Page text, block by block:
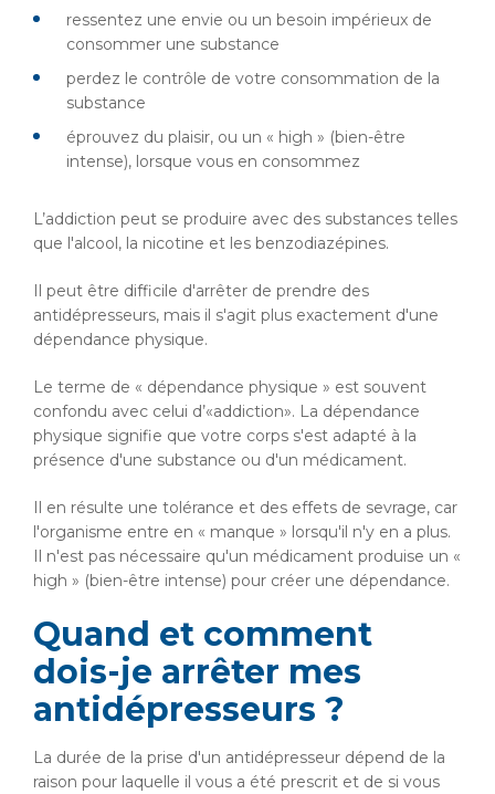
ressentez une envie ou un besoin impérieux de
consommer une substance
perdez le contrôle de votre consommation de la
substance
éprouvez du plaisir, ou un « high » (bien-être
intense), lorsque vous en consommez
L’addiction peut se produire avec des substances telles
que l'alcool, la nicotine et les benzodiazépines.
Il peut être difficile d'arrêter de prendre des
antidépresseurs, mais il s'agit plus exactement d'une
dépendance physique.
Le terme de « dépendance physique » est souvent
confondu avec celui d’«addiction». La dépendance
physique signifie que votre corps s'est adapté à la
présence d'une substance ou d'un médicament.
Il en résulte une tolérance et des effets de sevrage, car
l'organisme entre en « manque » lorsqu'il n'y en a plus.
Il n'est pas nécessaire qu'un médicament produise un «
high » (bien-être intense) pour créer une dépendance.
Quand et comment
dois-je arrêter mes
antidépresseurs ?
La durée de la prise d'un antidépresseur dépend de la
raison pour laquelle il vous a été prescrit et de si vous